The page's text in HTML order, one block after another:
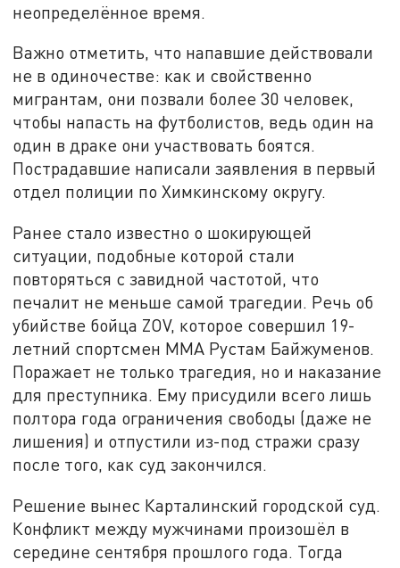
неопределённое время.
Важно отметить, что напавшие действовали
не в одиночестве: как и свойственно
мигрантам, они позвали более 30 человек,
чтобы напасть на футболистов, ведь один на
один в драке они участвовать боятся.
Пострадавшие написали заявления в первый
отдел полиции по Химкинскому округу.
Ранее стало известно о шокирующей
ситуации, подобные которой стали
повторяться с завидной частотой, что
печалит не меньше самой трагедии. Речь об
убийстве бойца ZOV, которое совершил 19-
летний спортсмен ММА Рустам Байжуменов.
Поражает не только трагедия, но и наказание
для преступника. Ему присудили всего лишь
полтора года ограничения свободы (даже не
лишения) и отпустили из-под стражи сразу
после того, как суд закончился.
Решение вынес Карталинский городской суд.
Конфликт между мужчинами произошёл в
середине сентября прошлого года. Тогда